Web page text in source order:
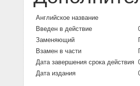
Английское название
Введен в действие
Заменяющий
Взамен в части
Дата завершения срока действия
Дата издания